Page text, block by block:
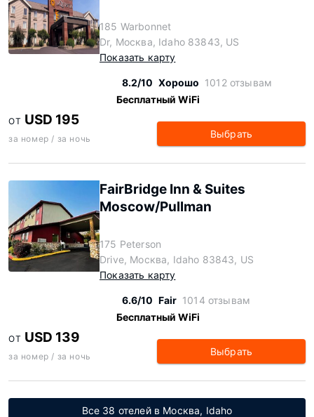
185 Warbonnet
Dr, Москва, Idaho 83843, US
Показать карту
8.2/10 Хорошо 1012 отзывам
Бесплатный WiFi
ОТ USD 195
за номер / за ночь Выбрать
FairBridge Inn & Suites
Moscow/Pullman
175 Peterson
Drive, Москва, Idaho 83843, US
Показать карту
6.6/10 Fair 1014 отзывам
Бесплатный WiFi
ОТ USD 139
за номер / за ночь Выбрать
Все 38 отелей в Москва, Idaho